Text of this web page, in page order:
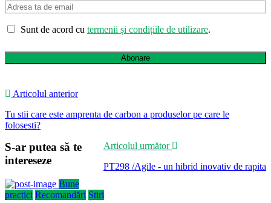
Sunt de acord cu termenii și condițiile de utilizare.
Abonare
Articolul anterior
Tu stii care este amprenta de carbon a produselor pe care le
folosesti?
Articolul următor
PT298 /Agile - un hibrid inovativ de rapita
S-ar putea să te
intereseze
Bune
practici Recomandări Știri